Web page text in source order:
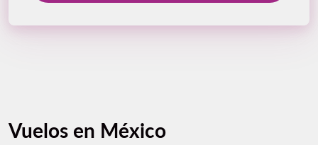
Vuelos en México